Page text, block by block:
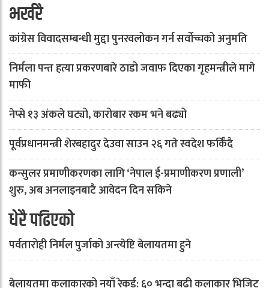
भर्खरै
कांग्रेस विवादसम्बन्धी मुद्दा पुनरवलोकन गर्न सर्वोच्चको अनुमति
निर्मला पन्त हत्या प्रकरणबारे ठाडो जवाफ दिएका गृहमन्त्रीले मागे
माफी
नेप्से १३ अंकले घट्यो, कारोबार रकम भने बढ्यो
पूर्वप्रधानमन्त्री शेरबहादुर देउवा साउन २६ गते स्वदेश फर्किँदै
कन्सुलर प्रमाणीकरणका लागि ‘नेपाल ई-प्रमाणीकरण प्रणाली’
शुरु, अब अनलाइनबाटै आवेदन दिन सकिने
धेरै पढिएको
पर्वतारोही निर्मल पुर्जाको अन्त्येष्टि बेलायतमा हुने
बेलायतमा कलाकारको नयाँ रेकर्ड: ६० भन्दा बढी कलाकार भिजिट